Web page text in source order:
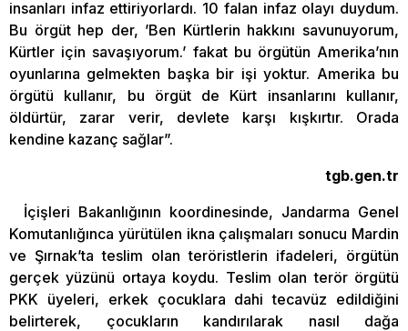
insanları infaz ettiriyorlardı. 10 falan infaz olayı duydum.
Bu örgüt hep der, ’Ben Kürtlerin hakkını savunuyorum,
Kürtler için savaşıyorum.’ fakat bu örgütün Amerika’nın
oyunlarına gelmekten başka bir işi yoktur. Amerika bu
örgütü kullanır, bu örgüt de Kürt insanlarını kullanır,
öldürtür, zarar verir, devlete karşı kışkırtır. Orada
kendine kazanç sağlar”.
tgb.gen.tr
İçişleri Bakanlığının koordinesinde, Jandarma Genel
Komutanlığınca yürütülen ikna çalışmaları sonucu Mardin
ve Şırnak’ta teslim olan teröristlerin ifadeleri, örgütün
gerçek yüzünü ortaya koydu. Teslim olan terör örgütü
PKK üyeleri, erkek çocuklara dahi tecavüz edildiğini
belirterek, çocukların kandırılarak nasıl dağa